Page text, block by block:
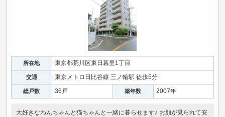
所在地 東京都荒川区東日暮里1丁目
交通 東京メトロ日比谷線 三ノ輪駅 徒歩5分
総戸数 36戸 築年数 2007年
大好きなわんちゃんと猫ちゃんと一緒に暮らせます♪ お顔が見られて安